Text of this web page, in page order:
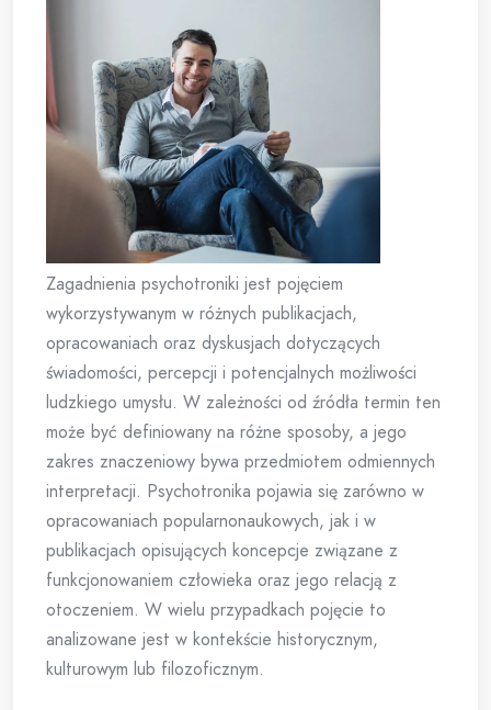
Zagadnienia psychotroniki jest pojęciem
wykorzystywanym w różnych publikacjach,
opracowaniach oraz dyskusjach dotyczących
świadomości, percepcji i potencjalnych możliwości
ludzkiego umysłu. W zależności od źródła termin ten
może być definiowany na różne sposoby, a jego
zakres znaczeniowy bywa przedmiotem odmiennych
interpretacji. Psychotronika pojawia się zarówno w
opracowaniach popularnonaukowych, jak i w
publikacjach opisujących koncepcje związane z
funkcjonowaniem człowieka oraz jego relacją z
otoczeniem. W wielu przypadkach pojęcie to
analizowane jest w kontekście historycznym,
kulturowym lub filozoficznym.